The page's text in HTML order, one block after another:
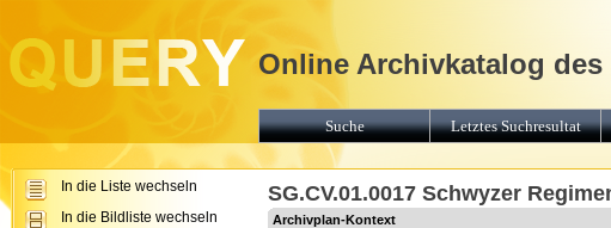
SG.CV.01.0017 Schwyzer
Archivplan-Kontext
Online Archivkatalog
Suche Letztes Suchresultat
In die Liste wechseln
In die Bildliste wechseln